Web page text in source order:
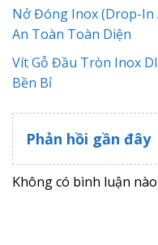
Nở Đóng Inox (Drop-In
An Toàn Toàn Diện
Vít Gỗ Đầu Tròn Inox
Bền Bỉ
Phản hồi gần đây
Không có bình luận